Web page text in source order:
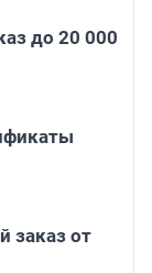
до 20 000
заказ от